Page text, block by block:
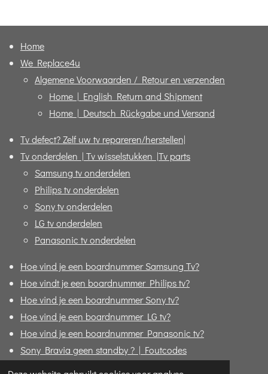
Home
We Replace4u
Algemene Voorwaarden / Retour en verzenden
Home | English Return and Shipment
Home | Deutsch Rückgabe und Versand
Tv defect? Zelf uw tv repareren/herstellen|
Tv onderdelen | Tv wisselstukken |Tv parts
Samsung tv onderdelen
Philips tv onderdelen
Sony tv onderdelen
LG tv onderdelen
Panasonic tv onderdelen
Hoe vind je een boardnummer Samsung Tv?
Hoe vindt je een boardnummer Philips tv?
Hoe vind je een boardnummer Sony tv?
Hoe vind je een boardnummer LG tv?
Hoe vind je een boardnummer Panasonic tv?
Sony Bravia geen standby ? | Foutcodes